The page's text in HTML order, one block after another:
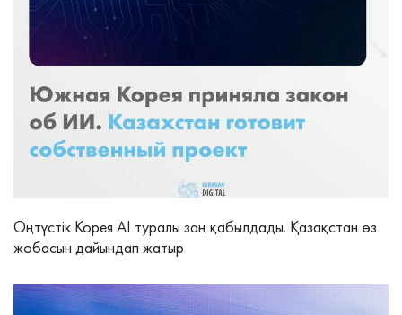
Оңтүстік Корея AI туралы заң қабылдады. Қазақстан өз
жобасын дайындап жатыр